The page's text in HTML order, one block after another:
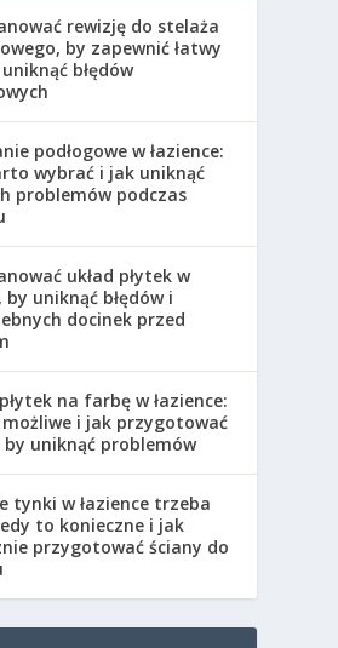
rewizję do stelaża
by zapewnić łatwy
błędów
podłogowe w łazience:
wybrać i jak uniknąć
problemów podczas
układ płytek w
by uniknąć błędów i
docinek przed
na farbę w łazience:
i jak przygotować
by uniknąć problemów
tynki w łazience trzeba
to konieczne i jak
przygotować ściany do